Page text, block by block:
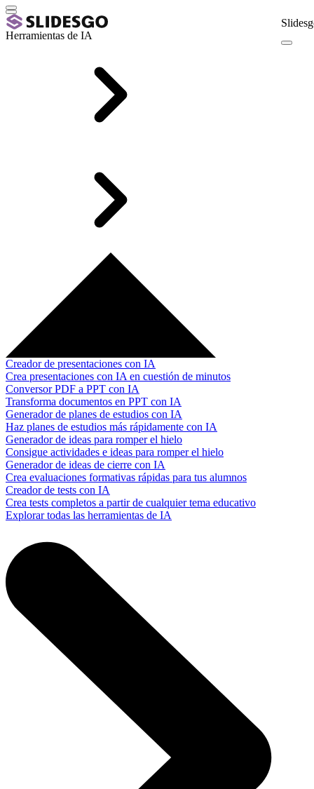
Herramientas de IA
Creador de presentaciones con IA
Crea presentaciones con IA en cuestión de minutos
Conversor PDF a PPT con IA
Transforma documentos en PPT con IA
Generador de planes de estudios con IA
Haz planes de estudios más rápidamente con IA
Generador de ideas para romper el hielo
Consigue actividades e ideas para romper el hielo
Generador de ideas de cierre con IA
Crea evaluaciones formativas rápidas para tus alumnos
Creador de tests con IA
Crea tests completos a partir de cualquier tema educativo
Explorar todas las herramientas de IA